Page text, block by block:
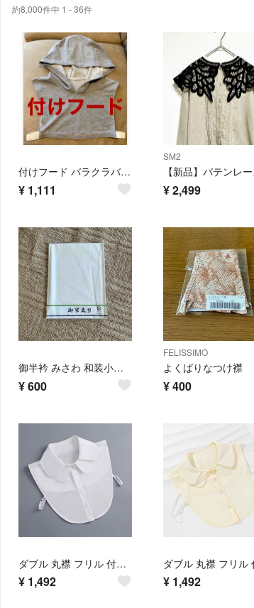
約8,000件中 1 - 36件
付けフード バラクラバ インナー グレー
¥ 1,111
SM2
¥2,499
御半衿 みさわ 和装小物 未使用品
¥600
FELISSIMO
よくばりなつけ襟
¥400
ダブル 丸襟 フリル 付け襟 レディース
¥ 1,492 ¥ 1,492